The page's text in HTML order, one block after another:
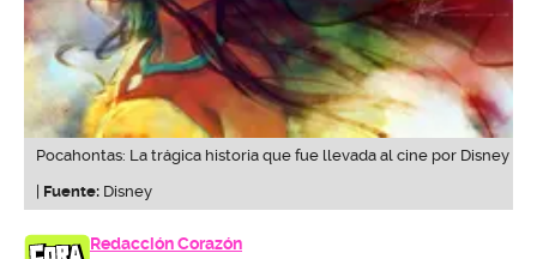
Pocahontas: La trágica historia que fue llevada al cine por Disney
Fuente: Disney
Redacción Corazón